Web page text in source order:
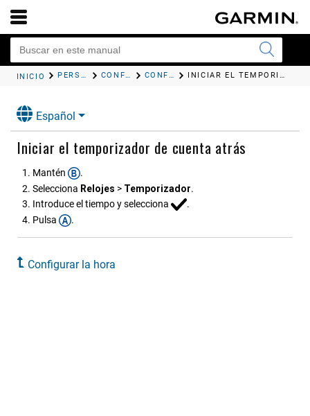
INICIO PERSONALIZAR EL RELOJ CONFIGURAR EL SISTEMA CONFIGURAR LA HORA INICIAR EL TEMPORIZADOR DE CUENTA ATRÁS
Español
Iniciar el temporizador de cuenta atrás
Mantén
.
Selecciona Relojes > Tempori​zador.
Introduce el tiempo y selecciona
.
Pulsa
.
Configurar la hora